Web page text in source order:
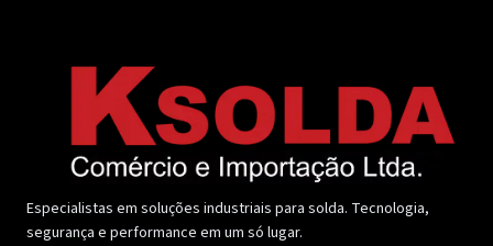
Especialistas em soluções industriais para solda. Tecnologia,
segurança e performance em um só lugar.